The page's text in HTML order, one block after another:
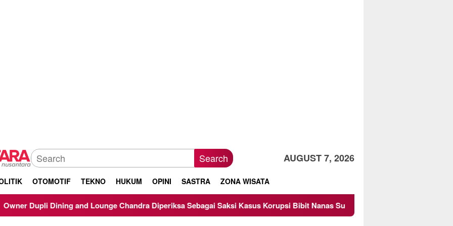
Search AUGUST 7, 2026
OTOMOTIF TEKNO HUKUM OPINI SASTRA ZONA WISATA
Diperiksa Sebagai Saksi Kasus Korupsi Bibit Nanas Sulsel Rp 52,4 Miliar Pemkot Malang Diingatkan Jangan